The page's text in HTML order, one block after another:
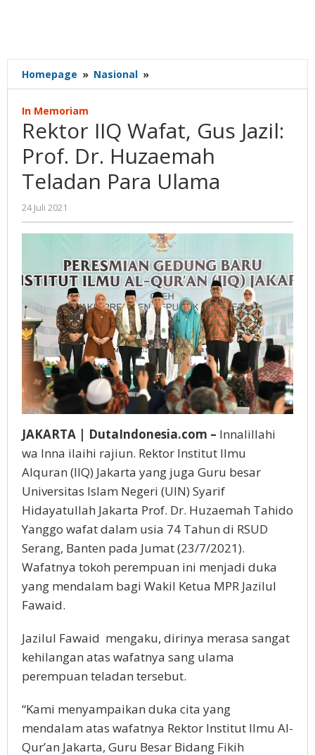
Homepage » Nasional »
IIQ
Jazil:
Dr.
Huzaemah
Teladan
Ulama
In Memoriam
Rektor IIQ Wafat, Gus Jazil:
Prof. Dr. Huzaemah
Teladan Para Ulama
24 Juli 2021
Gatot
Susanto
JAKARTA | DutaIndonesia.com – Innalillahi
wa Inna ilaihi rajiun. Rektor Institut Ilmu
Alquran (IIQ) Jakarta yang juga Guru besar
Universitas Islam Negeri (UIN) Syarif
Hidayatullah Jakarta Prof. Dr. Huzaemah Tahido
Yanggo wafat dalam usia 74 Tahun di RSUD
Serang, Banten pada Jumat (23/7/2021).
Wafatnya tokoh perempuan ini menjadi duka
yang mendalam bagi Wakil Ketua MPR Jazilul
Fawaid.
Jazilul Fawaid mengaku, dirinya merasa sangat
kehilangan atas wafatnya sang ulama
perempuan teladan tersebut.
“Kami menyampaikan duka cita yang
mendalam atas wafatnya Rektor Institut Ilmu Al-
Qur’an Jakarta, Guru Besar Bidang Fikih